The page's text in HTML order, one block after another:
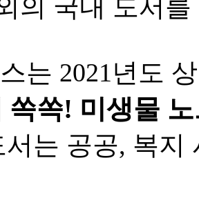
의 국내 도서
는 2021년도
쏙쏙! 미생물
는 공공, 복지